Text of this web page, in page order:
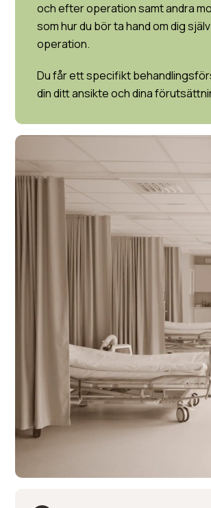
och efter operation samt andra
som hur du bör ta hand om dig
operation.
Du får ett specifikt
din ditt ansikte och dina